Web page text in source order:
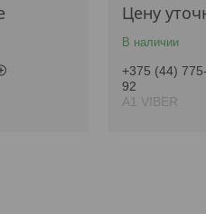
Цену
В наличии
+375 (44)
92
А1 VIBER